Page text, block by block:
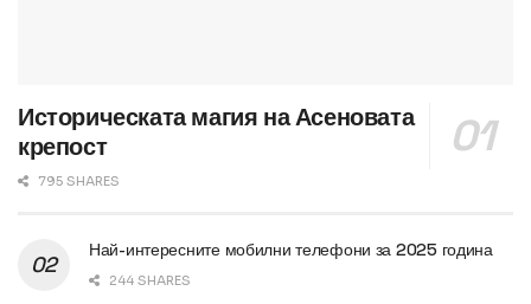
Историческата магия на Асеновата
крепост
795 SHARES
Най-интересните мобилни телефони за 2025 година
244 SHARES